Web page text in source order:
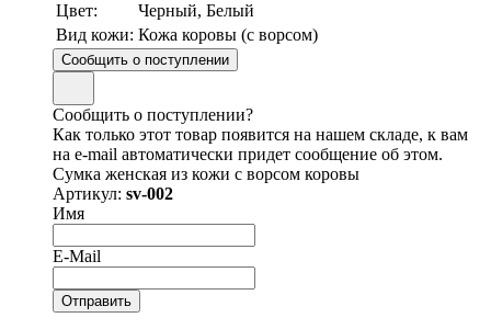
Цвет:
Черный, Белый
Вид кожи: Кожа коровы (с ворсом)
Сообщить о поступлении
Сообщить о поступлении?
Как только этот товар появится на нашем складе, к вам
на e-mail автоматически придет сообщение об этом.
Сумка женская из кожи с ворсом коровы
Артикул: sv-002
Имя
E-Mail